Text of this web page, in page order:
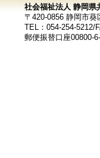
社会福祉法人 静岡県
〒420-0856 静岡市
TEL：054-254-5212/
郵便振替口座00800-